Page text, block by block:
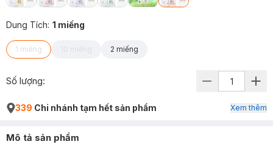
Dung Tích: 1 miếng
1 miếng 10 miếng 2 miếng
Số lượng:
339 Chi nhánh tạm hết sản phẩm Xem thêm
Mô tả sản phẩm